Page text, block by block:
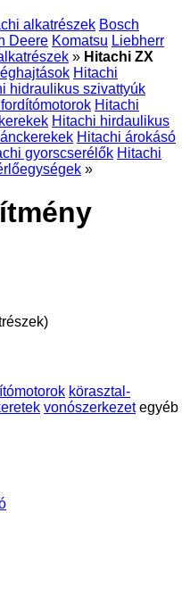
alkatrészek Bosch
Deere Komatsu Liebherr
» Hitachi ZX
Hitachi
hidraulikus szivattyúk
Hitachi
Hitachi hirdaulikus
Hitachi árokásó
gyorscserélők Hitachi
»
körasztal-
vonószerkezet egyéb